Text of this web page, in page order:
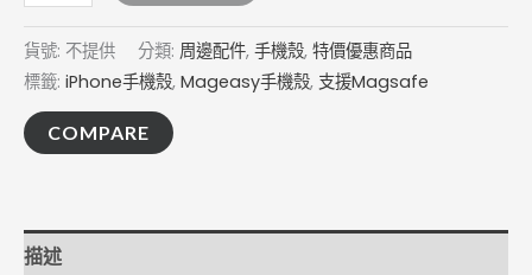
貨號: 不提供 分類: 周邊配件, 手機殼, 特價優惠商品
標籤: iPhone手機殼, Mageasy手機殼, 支援Magsafe
COMPARE
描述